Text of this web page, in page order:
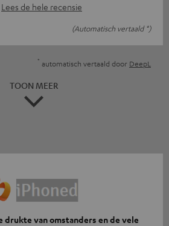
Lees de hele recensie
(Automatisch vertaald *)
* automatisch vertaald door DeepL
TOON MEER
drukte van omstanders en de vele